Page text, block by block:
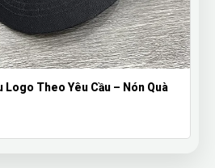
Yêu Cầu – Nón Quà